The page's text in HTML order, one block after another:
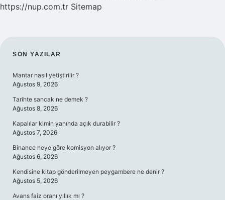
https://nup.com.tr Sitemap
SIDEBAR
SON YAZILAR
Mantar nasıl yetiştirilir ?
Ağustos 9, 2026
Tarihte sancak ne demek ?
Ağustos 8, 2026
Kapalılar kimin yanında açık durabilir ?
Ağustos 7, 2026
Binance neye göre komisyon alıyor ?
Ağustos 6, 2026
Kendisine kitap gönderilmeyen peygambere ne denir ?
Ağustos 5, 2026
Avans faiz oranı yıllık mı ?